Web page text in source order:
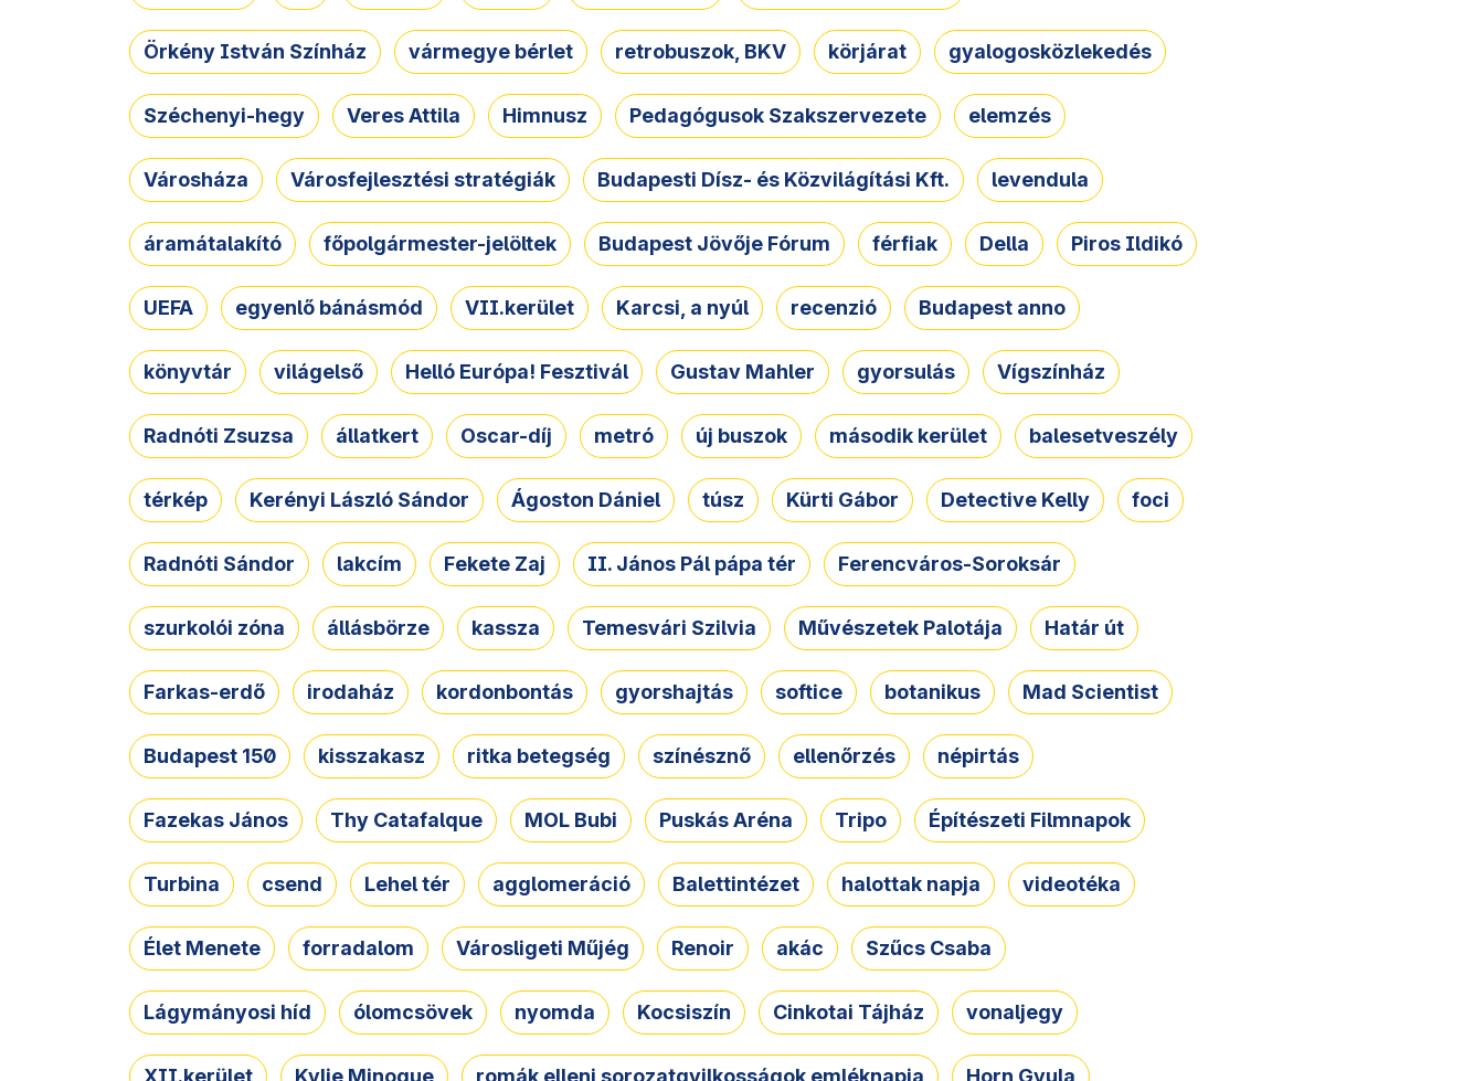
Örkény István Színház vármegye bérlet retrobuszok, BKV körjárat gyalogosközlekedés
Széchenyi-hegy Veres Attila Himnusz Pedagógusok Szakszervezete elemzés
Városháza Városfejlesztési stratégiák Budapesti Dísz- és Közvilágítási Kft. levendula
áramátalakító főpolgármester-jelöltek Budapest Jövője Fórum férfiak Della Piros Ildikó
UEFA egyenlő bánásmód VII.kerület Karcsi, a nyúl recenzió Budapest anno
könyvtár világelső Helló Európa! Fesztivál Gustav Mahler gyorsulás Vígszínház
Radnóti Zsuzsa állatkert Oscar-díj metró új buszok második kerület balesetveszély
térkép Kerényi László Sándor Ágoston Dániel túsz Kürti Gábor Detective Kelly foci
Radnóti Sándor lakcím Fekete Zaj II. János Pál pápa tér Ferencváros-Soroksár
szurkolói zóna állásbörze kassza Temesvári Szilvia Művészetek Palotája Határ út
Farkas-erdő irodaház kordonbontás gyorshajtás softice botanikus Mad Scientist
Budapest 150 kisszakasz ritka betegség színésznő ellenőrzés népirtás
Fazekas János Thy Catafalque MOL Bubi Puskás Aréna Tripo Építészeti Filmnapok
Turbina csend Lehel tér agglomeráció Balettintézet halottak napja videotéka
Élet Menete forradalom Városligeti Műjég Renoir akác Szűcs Csaba
Lágymányosi híd ólomcsövek nyomda Kocsiszín Cinkotai Tájház vonaljegy
XII.kerület Kylie Minogue romák elleni sorozatgyilkosságok emléknapja Horn Gyula